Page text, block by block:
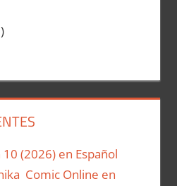
(2026) en Español
Comic Online en